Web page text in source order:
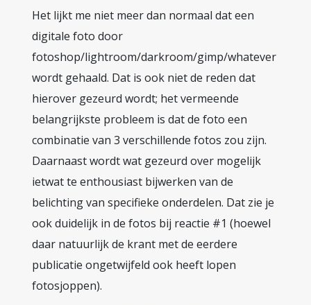
Het lijkt me niet meer dan normaal dat een
digitale foto door
fotoshop/lightroom/darkroom/gimp/whatever
wordt gehaald. Dat is ook niet de reden dat
hierover gezeurd wordt; het vermeende
belangrijkste probleem is dat de foto een
combinatie van 3 verschillende fotos zou zijn.
Daarnaast wordt wat gezeurd over mogelijk
ietwat te enthousiast bijwerken van de
belichting van specifieke onderdelen. Dat zie je
ook duidelijk in de fotos bij reactie #1 (hoewel
daar natuurlijk de krant met de eerdere
publicatie ongetwijfeld ook heeft lopen
fotosjoppen).